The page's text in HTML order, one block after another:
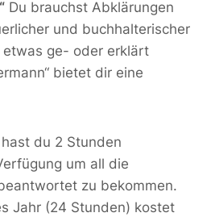
Du brauchst Abklärungen
und buchhalterischer
etwas ge- oder erklärt
bietet dir eine
du 2 Stunden
um all die
zu bekommen.
Jahr (24 Stunden) kostet